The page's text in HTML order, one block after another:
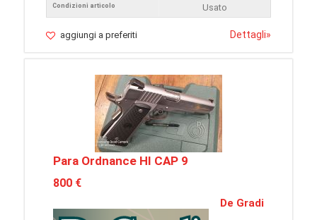
Condizioni articolo
Usato
aggiungi a preferiti Dettagli»
Para Ordnance HI CAP 9
800 €
De Gradi